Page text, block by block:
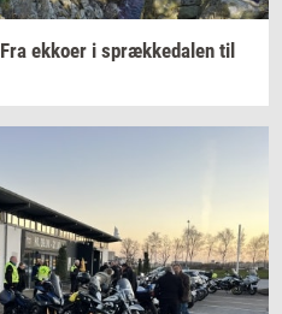
Fra ek­ko­er i spræk­ke­da­len til